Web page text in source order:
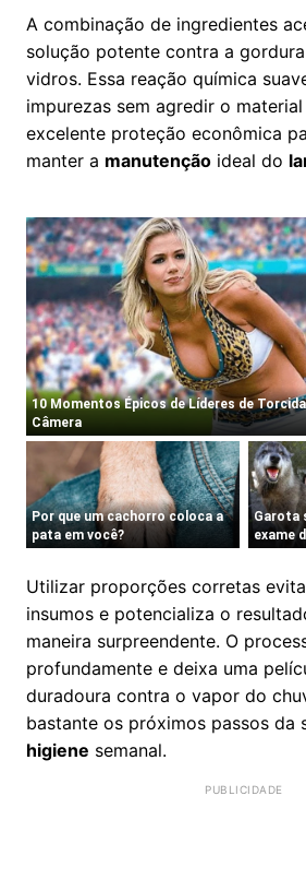
A combinação de ingredientes
solução potente contra a
vidros. Essa reação química
impurezas sem agredir o
excelente proteção econômica
manter a manutenção ideal do
Utilizar proporções corretas
insumos e potencializa o
maneira surpreendente. O
profundamente e deixa uma
duradoura contra o vapor do
bastante os próximos passos da
higiene semanal.